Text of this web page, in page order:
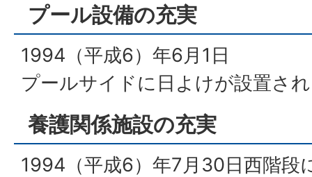
プール設備の充実
1994（平成6）年6月1日
プールサイドに日よけが設置さ
養護関係施設の充実
1994（平成6）年7月30日西階段